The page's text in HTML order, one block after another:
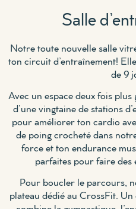
Salle
Notre toute nouvelle salle
ton circuit d’entraînement!
de 9
Avec un espace deux fois
d’une vingtaine de stations
pour améliorer ton cardio
de poing crocheté dans
force et ton endurance
parfaites pour faire des
Pour boucler le parcours,
plateau dédié au CrossFit.